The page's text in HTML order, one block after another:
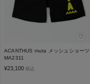
♡
ACANTHUS muta メッシュショーツ
MA2311
¥23,100 税込